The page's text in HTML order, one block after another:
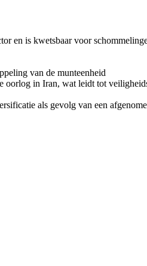
en is kwetsbaar voor
van de munteenheid
oorlog in Iran, wat leidt tot
als gevolg van een